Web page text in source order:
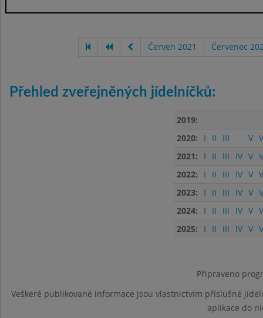
Červen 2021 Červenec
Přehled zveřejněných jídelníčků:
2019:
2020:
I II III V
2021:
I II III IV V
2022:
I II III IV V
2023:
I II III IV V
2024:
I II III IV V
2025:
I II III IV V
Připraveno
Veškeré publikované informace jsou vlastnictvím příslušné
aplikace do